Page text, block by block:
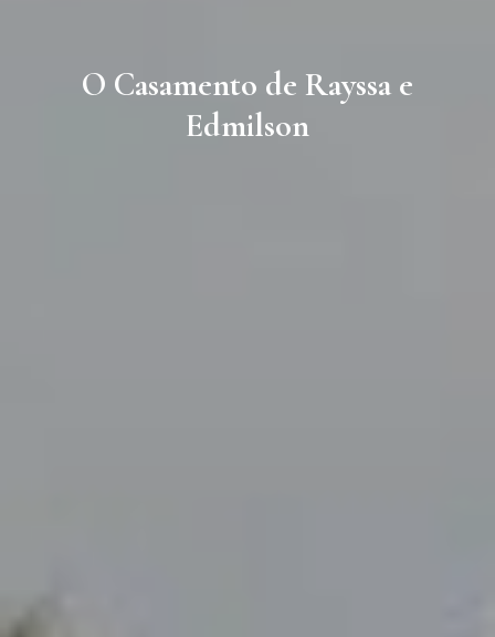
O Casamento de Rayssa e
Edmilson